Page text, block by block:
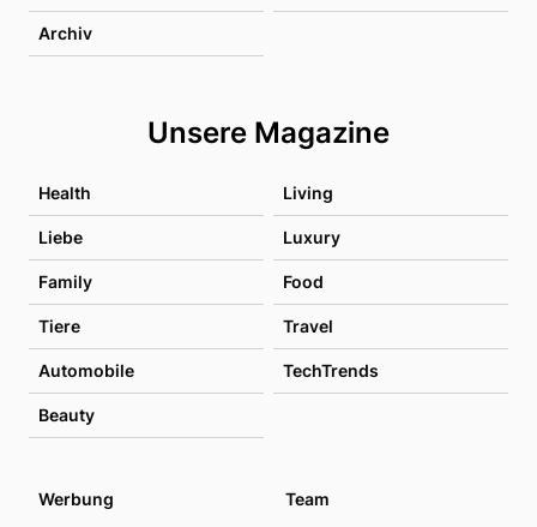
Archiv
Unsere Magazine
Health Living
Liebe Luxury
Family Food
Tiere Travel
Automobile TechTrends
Beauty
Werbung Team